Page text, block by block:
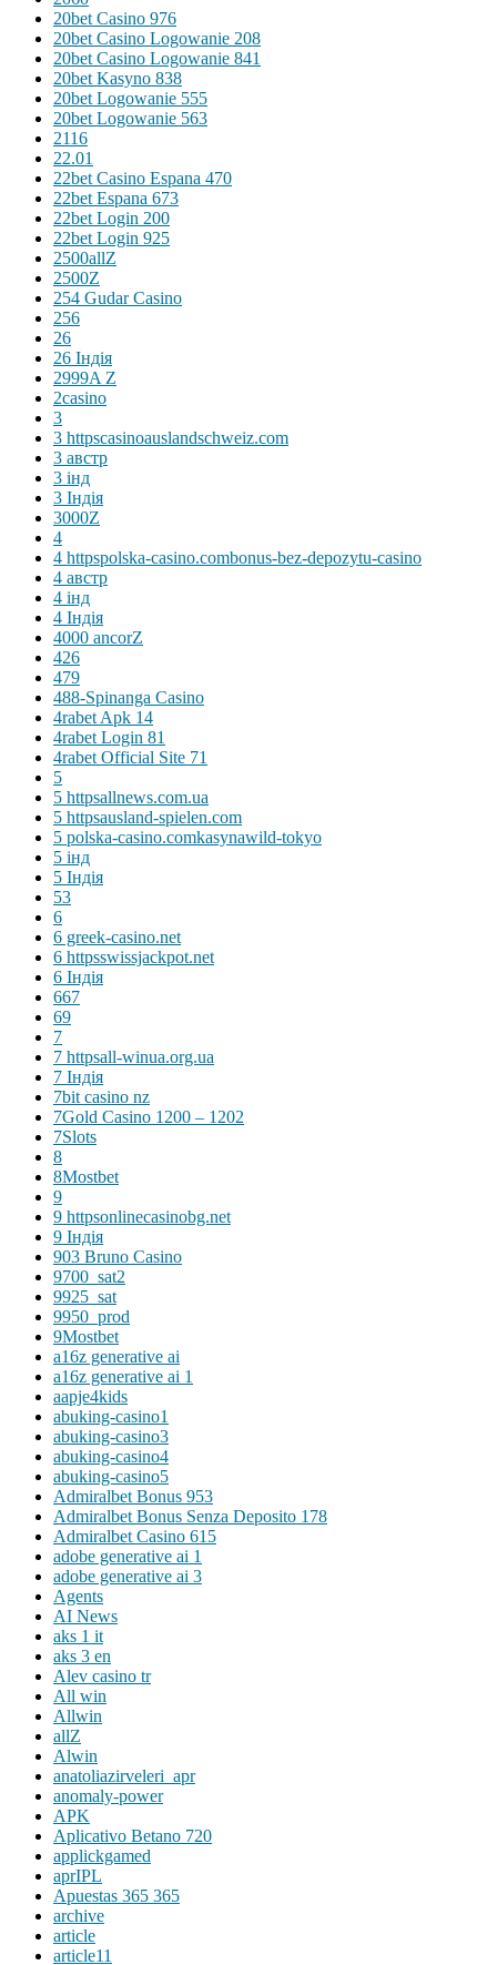
20bet Casino 976
20bet Casino Logowanie 208
20bet Casino Logowanie 841
20bet Kasyno 838
20bet Logowanie 555
20bet Logowanie 563
2116
22.01
22bet Casino Espana 470
22bet Espana 673
22bet Login 200
22bet Login 925
2500allZ
2500Z
254 Gudar Casino
256
26
26 Індія
2999A Z
2casino
3
3 httpscasinoauslandschweiz.com
3 австр
3 інд
3 Індія
3000Z
4
4 httpspolska-casino.combonus-bez-depozytu-casino
4 австр
4 інд
4 Індія
4000 ancorZ
426
479
488-Spinanga Casino
4rabet Apk 14
4rabet Login 81
4rabet Official Site 71
5
5 httpsallnews.com.ua
5 httpsausland-spielen.com
5 polska-casino.comkasynawild-tokyo
5 інд
5 Індія
53
6
6 greek-casino.net
6 httpsswissjackpot.net
6 Індія
667
69
7
7 httpsall-winua.org.ua
7 Індія
7bit casino nz
7Gold Casino 1200 – 1202
7Slots
8
8Mostbet
9
9 httpsonlinecasinobg.net
9 Індія
903 Bruno Casino
9700_sat2
9925_sat
9950_prod
9Mostbet
a16z generative ai
a16z generative ai 1
aapje4kids
abuking-casino1
abuking-casino3
abuking-casino4
abuking-casino5
Admiralbet Bonus 953
Admiralbet Bonus Senza Deposito 178
Admiralbet Casino 615
adobe generative ai 1
adobe generative ai 3
Agents
AI News
aks 1 it
aks 3 en
Alev casino tr
All win
Allwin
allZ
Alwin
anatoliazirveleri_apr
anomaly-power
APK
Aplicativo Betano 720
applickgamed
aprIPL
Apuestas 365 365
archive
article
article11